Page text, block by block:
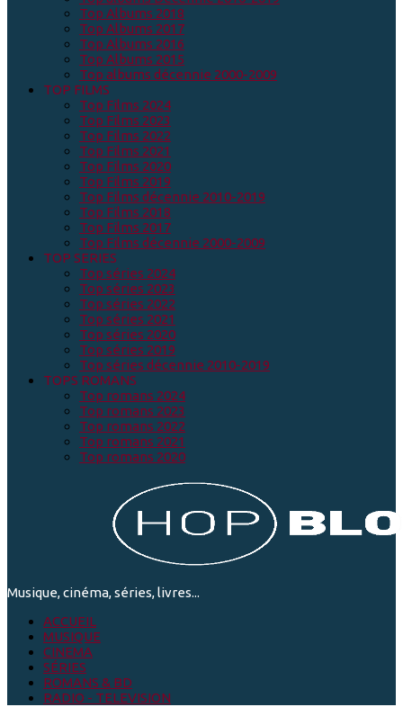
Top Albums 2018
Top Albums 2017
Top Albums 2016
Top Albums 2015
Top albums décennie 2000-2009
TOP FILMS
Top Films 2024
Top Films 2023
Top Films 2022
Top Films 2021
Top Films 2020
Top Films 2019
Top Films décennie 2010-2019
Top Films 2018
Top Films 2017
Top Films décennie 2000-2009
TOP SERIES
Top séries 2024
Top séries 2023
Top séries 2022
Top séries 2021
Top séries 2020
Top séries 2019
Top séries décennie 2010-2019
TOPS ROMANS
Top romans 2024
Top romans 2023
Top romans 2022
Top romans 2021
Top romans 2020
Musique, cinéma, séries, livres...
ACCUEIL
MUSIQUE
CINEMA
SÉRIES
ROMANS & BD
RADIO - TELEVISION